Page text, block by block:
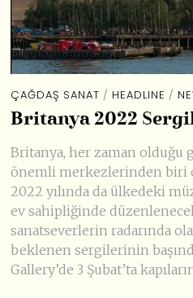
ÇAĞDAŞ SANAT / HEADLINE /
Britanya 2022
Britanya, her zaman olduğu
önemli merkezlerinden biri
2022 yılında da ülkedeki
ev sahipliğinde
sanatseverlerin radarında
beklenen sergilerinin
Gallery’de 3 Şubat’ta